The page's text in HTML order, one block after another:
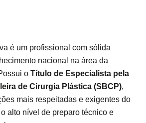
é um profissional com sólida
nacional na área da
o Título de Especialista pela
de Cirurgia Plástica (SBCP),
mais respeitadas e exigentes do
alto nível de preparo técnico e